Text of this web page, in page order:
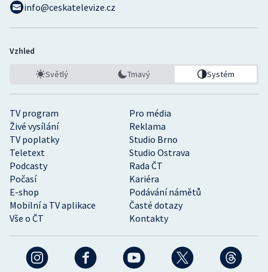
TV program
Pro média
Živé vysílání
Reklama
TV poplatky
Studio Brno
Teletext
Studio Ostrava
Podcasty
Rada ČT
Počasí
Kariéra
E-shop
Podávání námětů
Mobilní a TV aplikace
Časté dotazy
Vše o ČT
Kontakty
info@ceskatelevize.cz
Vzhled
Světlý Tmavý Systém